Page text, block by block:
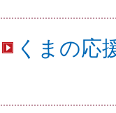
くまの応